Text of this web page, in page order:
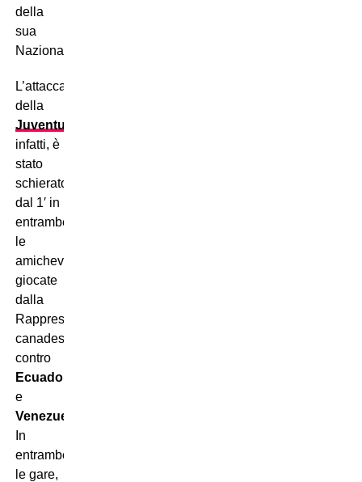
della
sua
Nazionale.
L’attaccante
della
Juventus
infatti, è
stato
schierato
dal 1′ in
entrambe
le
amichevoli
giocate
dalla
Rappresentativa
canadese
contro
Ecuador
e
Venezuela
In
entrambe
le gare,